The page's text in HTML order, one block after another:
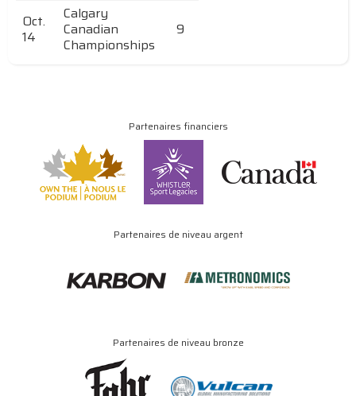
Oct.
14
Calgary
Canadian
Championships
9
Partenaires financiers
Partenaires de niveau argent
Partenaires de niveau bronze